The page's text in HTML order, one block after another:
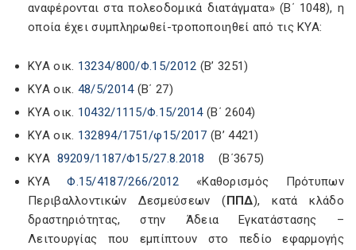
αναφέρονται στα πολεοδομικά διατάγματα» (Β΄ 1048), η
οποία έχει συμπληρωθεί-τροποποιηθεί από τις ΚΥΑ:
ΚΥΑ οικ. 13234/800/Φ.15/2012 (Β’ 3251)
ΚΥΑ οικ. 48/5/2014(Β΄ 27)
ΚΥΑ οικ. 10432/1115/Φ.15/2014(Β΄ 2604)
ΚΥΑ οικ. 132894/1751/φ15/2017(Β’ 4421)
KΥΑ 89209/1187/Φ15/27.8.2018
(Β΄3675)
ΚΥΑΦ.15/4187/266/2012 «Καθορισμός Πρότυπων
Περιβαλλοντικών Δεσμεύσεων (ΠΠΔ), κατά κλάδο
δραστηριότητας, στην Άδεια Εγκατάστασης –
Λειτουργίας που εμπίπτουν στο πεδίο εφαρμογής